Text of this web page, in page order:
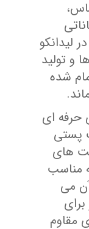
لیدانکو
و تولید
شده
حرفه ای
پستی
های
مناسب
می
مقاوم